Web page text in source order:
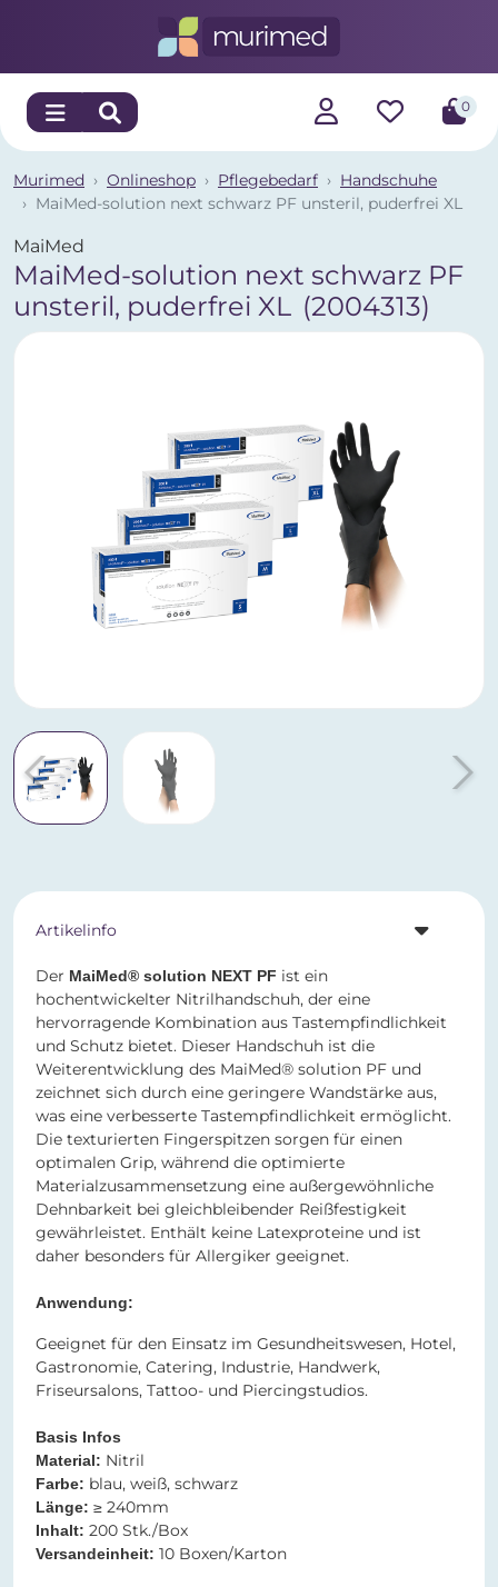
0
Murimed Onlineshop Pflegebedarf
Handschuhe
MaiMed-solution next schwarz PF unsteril, puderfrei XL
MaiMed
MaiMed-solution next schwarz PF
unsteril, puderfrei XL (2004313)
Artikelinfo
Der MaiMed® solution NEXT PF ist ein
hochentwickelter Nitrilhandschuh, der eine
hervorragende Kombination aus Tastempfindlichkeit
und Schutz bietet. Dieser Handschuh ist die
Weiterentwicklung des MaiMed® solution PF und
zeichnet sich durch eine geringere Wandstärke aus,
was eine verbesserte Tastempfindlichkeit ermöglicht.
Die texturierten Fingerspitzen sorgen für einen
optimalen Grip, während die optimierte
Materialzusammensetzung eine außergewöhnliche
Dehnbarkeit bei gleichbleibender Reißfestigkeit
gewährleistet. Enthält keine Latexproteine und ist
daher besonders für Allergiker geeignet.
Anwendung:
Geeignet für den Einsatz im Gesundheitswesen, Hotel,
Gastronomie, Catering, Industrie, Handwerk,
Friseursalons, Tattoo- und Piercingstudios.
Basis Infos
Material: Nitril​​​​​​​
Farbe: blau, weiß, schwarz​​​​​​​
Länge: ≥ 240mm​​​​​​​​​​​​​​
Inhalt: 200 Stk./Box
Versandeinheit: 10 Boxen/Karton